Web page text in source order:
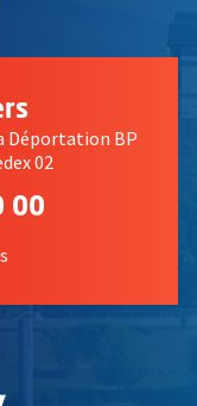
Déportation BP
02
00